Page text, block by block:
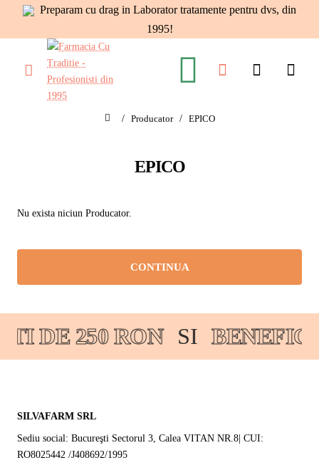
Preparam cu drag in Laborator tratamente pentru dvs, din
1995!
EPICO
Producator EPICO
Nu exista niciun Producator.
CONTINUA
DE 250 RON SI
SILVAFARM SRL
Sediu social: Bucureşti Sectorul 3, Calea VITAN NR.8| CUI:
RO8025442 /J408692/1995